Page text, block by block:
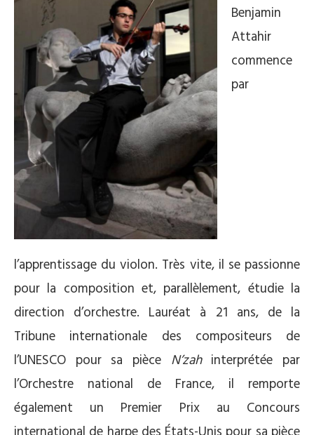
Benjamin
Attahir
commence
par
l’apprentissage du violon. Très vite, il se passionne
pour la composition et, parallèlement, étudie la
direction d’orchestre. Lauréat à 21 ans, de la
Tribune internationale des compositeurs de
l’UNESCO pour sa pièce N’zahinterprétée par
l’Orchestre national de France, il remporte
également un Premier Prix au Concours